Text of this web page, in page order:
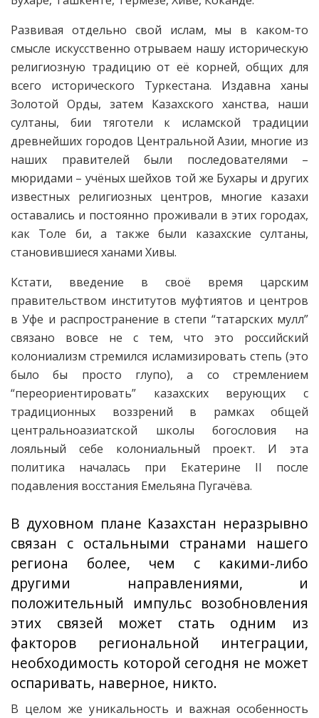
Развивая отдельно свой ислам, мы в каком-то
смысле искусственно отрываем нашу историческую
религиозную традицию от её корней, общих для
всего исторического Туркестана. Издавна ханы
Золотой Орды, затем Казахского ханства, наши
султаны, бии тяготели к исламской традиции
древнейших городов Центральной Азии, многие из
наших правителей были последователями –
мюридами – учёных шейхов той же Бухары и других
известных религиозных центров, многие казахи
оставались и постоянно проживали в этих городах,
как Толе би, а также были казахские султаны,
становившиеся ханами Хивы.
Кстати, введение в своё время царским
правительством институтов муфтиятов и центров
в Уфе и распространение в степи “татарских мулл”
связано вовсе не с тем, что это российский
колониализм стремился исламизировать степь (это
было бы просто глупо), а со стремлением
“переориентировать” казахских верующих с
традиционных воззрений в рамках общей
центральноазиатской школы богословия на
лояльный себе колониальный проект. И эта
политика началась при Екатерине II после
подавления восстания Емельяна Пугачёва.
В духовном плане Казахстан неразрывно
связан с остальными странами нашего
региона более, чем с какими-либо
другими направлениями, и
положительный импульс возобновления
этих связей может стать одним из
факторов региональной интеграции,
необходимость которой сегодня не может
оспаривать, наверное, никто.
В целом же уникальность и важная особенность